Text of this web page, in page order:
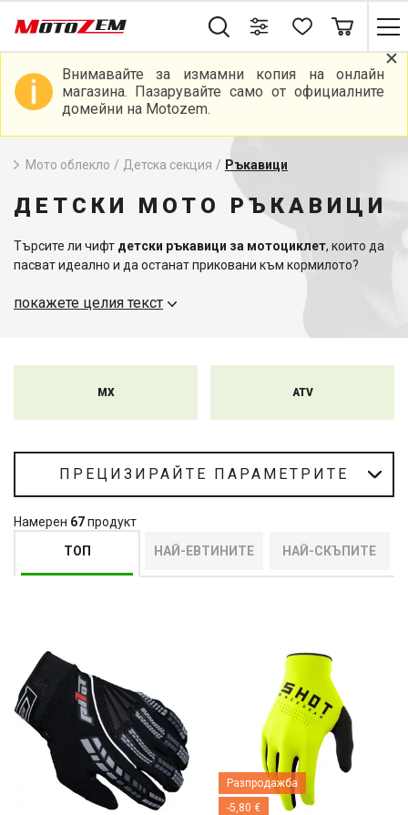
Внимавайте за измамни копия на онлайн
магазина. Пазарувайте само от официалните
домейни на Motozem.
Мото облекло / Детска секция / Ръкавици
ДЕТСКИ МОТО РЪКАВИЦИ
Търсите ли чифт детски ръкавици за мотоциклет, които да
пасват идеално и да останат приковани към кормилото?
мотоциклети, които имат гумирани пръсти и длани за
дишащи, удобни и с добре обмислен дизайн. Вземете и други
покажете целия текст
MX ATV
ПРЕЦИЗИРАЙТЕ ПАРАМЕТРИТЕ
Намерен 67продукт
ТОП
НАЙ-ЕВТИНИТЕ НАЙ-СКЪПИТЕ
Разпродажба
-5,80 €